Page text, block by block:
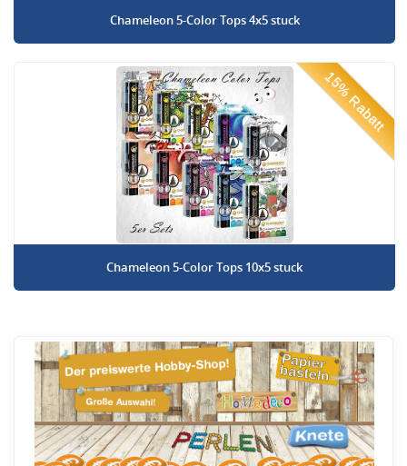
Chameleon 5-Color Tops 4x5 stuck
15% Rabatt
Chameleon 5-Color Tops 10x5 stuck